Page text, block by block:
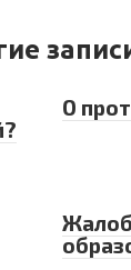
О